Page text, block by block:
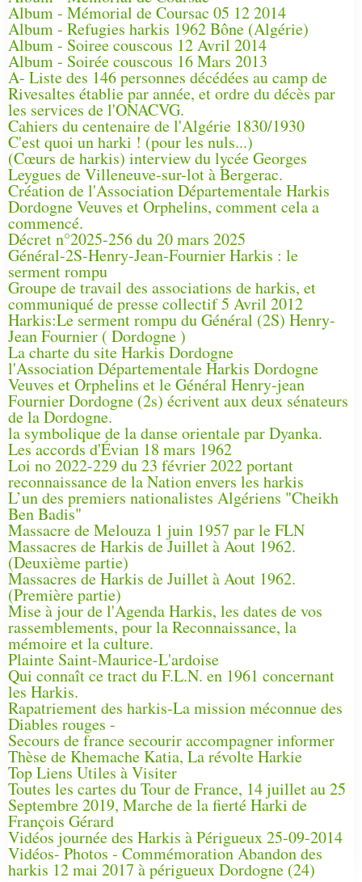
Album - Mémorial de Coursac 05 12 2014
Album - Refugies harkis 1962 Bône (Algérie)
Album - Soiree couscous 12 Avril 2014
Album - Soirée couscous 16 Mars 2013
A- Liste des 146 personnes décédées au camp de
Rivesaltes établie par année, et ordre du décès par
les services de l'ONACVG.
Cahiers du centenaire de l'Algérie 1830/1930
C'est quoi un harki ! (pour les nuls...)
(Cœurs de harkis) interview du lycée Georges
Leygues de Villeneuve-sur-lot à Bergerac.
Création de l'Association Départementale Harkis
Dordogne Veuves et Orphelins, comment cela a
commencé.
Décret n°2025-256 du 20 mars 2025
Général-2S-Henry-Jean-Fournier Harkis : le
serment rompu
Groupe de travail des associations de harkis, et
communiqué de presse collectif 5 Avril 2012
Harkis:Le serment rompu du Général (2S) Henry-
Jean Fournier ( Dordogne )
La charte du site Harkis Dordogne
l'Association Départementale Harkis Dordogne
Veuves et Orphelins et le Général Henry-jean
Fournier Dordogne (2s) écrivent aux deux sénateurs
de la Dordogne.
la symbolique de la danse orientale par Dyanka.
Les accords d'Évian 18 mars 1962
Loi no 2022-229 du 23 février 2022 portant
reconnaissance de la Nation envers les harkis
L’un des premiers nationalistes Algériens "Cheikh
Ben Badis"
Massacre de Melouza 1 juin 1957 par le FLN
Massacres de Harkis de Juillet à Aout 1962.
(Deuxième partie)
Massacres de Harkis de Juillet à Aout 1962.
(Première partie)
Mise à jour de l'Agenda Harkis, les dates de vos
rassemblements, pour la Reconnaissance, la
mémoire et la culture.
Plainte Saint-Maurice-L'ardoise
Qui connaît ce tract du F.L.N. en 1961 concernant
les Harkis.
Rapatriement des harkis-La mission méconnue des
Diables rouges -
Secours de france secourir accompagner informer
Thèse de Khemache Katia, La révolte Harkie
Top Liens Utiles à Visiter
Toutes les cartes du Tour de France, 14 juillet au 25
Septembre 2019, Marche de la fierté Harki de
François Gérard
Vidéos journée des Harkis à Périgueux 25-09-2014
Vidéos- Photos - Commémoration Abandon des
harkis 12 mai 2017 à périgueux Dordogne (24)